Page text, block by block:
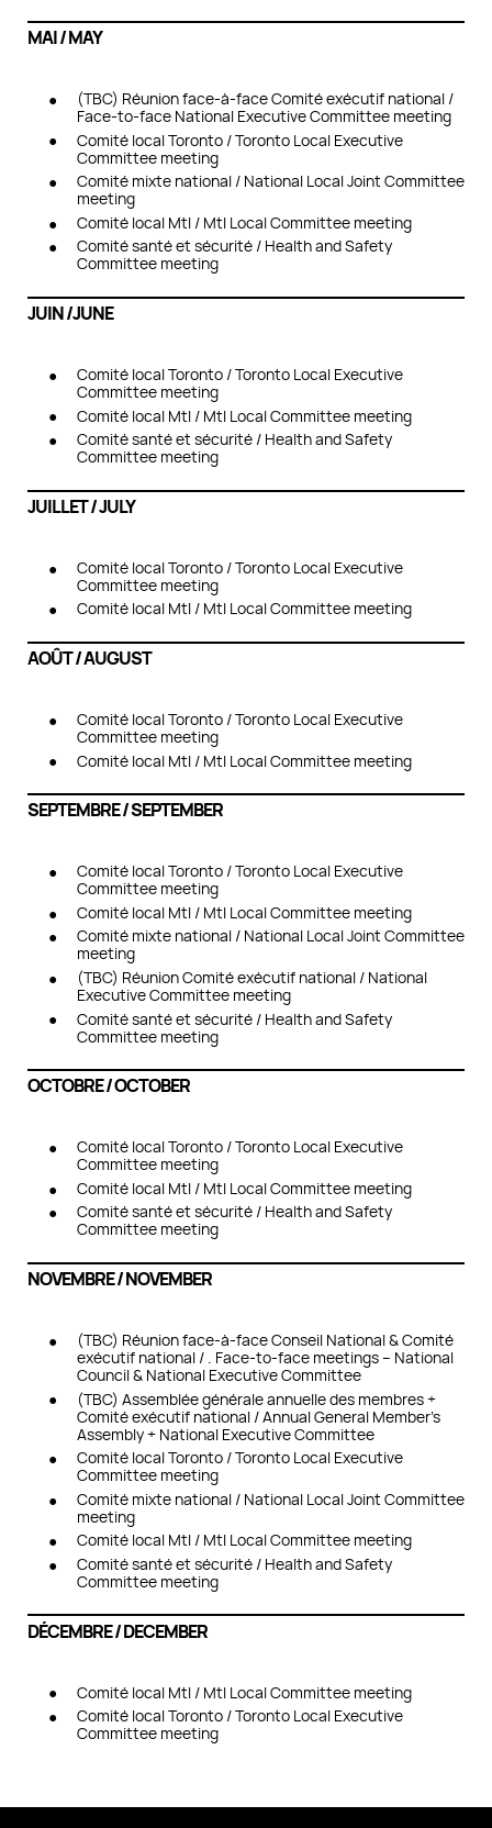
MAI / MAY
(TBC) Réunion face-à-face Comité exécutif national /
Face-to-face National Executive Committee meeting
Comité local Toronto / Toronto Local Executive
Committee meeting
Comité mixte national / National Local Joint Committee
meeting
Comité local Mtl / Mtl Local Committee meeting
Comité santé et sécurité / Health and Safety
Committee meeting
JUIN /JUNE
Comité local Toronto / Toronto Local Executive
Committee meeting
Comité local Mtl / Mtl Local Committee meeting
Comité santé et sécurité / Health and Safety
Committee meeting
JUILLET / JULY
Comité local Toronto / Toronto Local Executive
Committee meeting
Comité local Mtl / Mtl Local Committee meeting
AOÛT / AUGUST
Comité local Toronto / Toronto Local Executive
Committee meeting
Comité local Mtl / Mtl Local Committee meeting
SEPTEMBRE / SEPTEMBER
Comité local Toronto / Toronto Local Executive
Committee meeting
Comité local Mtl / Mtl Local Committee meeting
Comité mixte national / National Local Joint Committee
meeting
(TBC) Réunion Comité exécutif national / National
Executive Committee meeting
Comité santé et sécurité / Health and Safety
Committee meeting
OCTOBRE / OCTOBER
Comité local Toronto / Toronto Local Executive
Committee meeting
Comité local Mtl / Mtl Local Committee meeting
Comité santé et sécurité / Health and Safety
Committee meeting
NOVEMBRE / NOVEMBER
(TBC) Réunion face-à-face Conseil National & Comité
exécutif national / Face-to-face meetings – National
Council & National Executive Committee
(TBC) Assemblée générale annuelle des membres +
Comité exécutif national /Annual General Member’s
Assembly + National Executive Committee
Comité local Toronto / Toronto Local Executive
Committee meeting
Comité mixte national / National Local Joint Committee
meeting
Comité local Mtl / Mtl Local Committee meeting
Comité santé et sécurité / Health and Safety
Committee meeting
DÉCEMBRE / DECEMBER
Comité local Mtl / Mtl Local Committee meeting
Comité local Toronto / Toronto Local Executive
Committee meeting